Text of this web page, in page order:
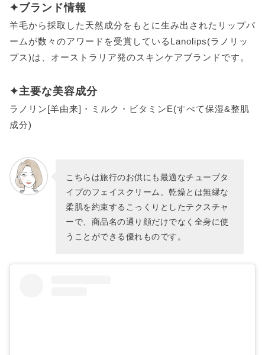
✦ブランド情報
羊毛から採取した天然成分をもとに生み出されたリップバ
ームが数々のアワードを受賞しているLanolips(ラノリッ
プス)は、オーストラリア発のスキンケアブランドです。
✦主要な美容成分
ラノリン[羊由来]・ミルク・ビタミンE(すべて保湿&整肌
成分)
こちらは旅行のお供にも最適なチューブタ
イプのフェイスクリーム。乾燥とは無縁な
柔肌を約束するこっくりとしたテクスチャ
ーで、商品名の通り顔だけでなく全身に使
うことができる優れものです。